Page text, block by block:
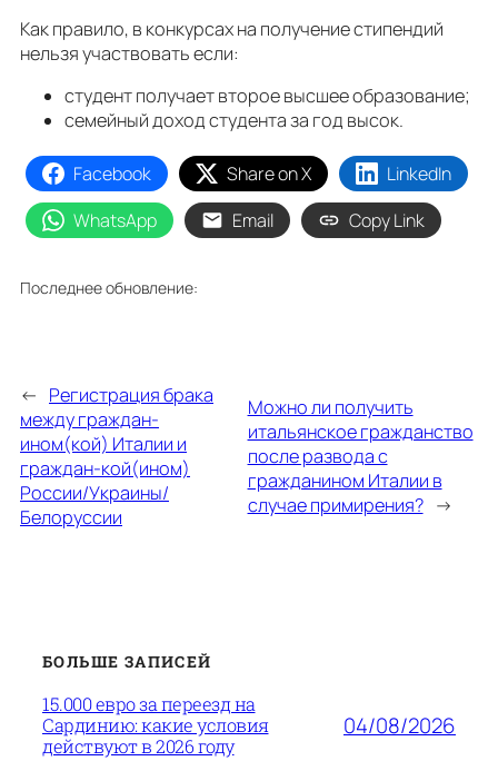
Как правило, в конкурсах на получение стипендий
нельзя участвовать если:
студент получает второе высшее образование;
семейный доход студента за год высок.
Facebook Share on X
LinkedIn
WhatsApp
Email Copy Link
Последнее обновление:
← Регистрация брака
между граждан-
ином(кой) Италии и
граждан-кой(ином)
России/Украины/
Белоруссии
Можно ли получить
итальянское гражданство
после развода с
гражданином Италии в
случае примирения? →
БОЛЬШЕ ЗАПИСЕЙ
15.000 евро за переезд на
Сардинию: какие условия
действуют в 2026 году
04/08/2026